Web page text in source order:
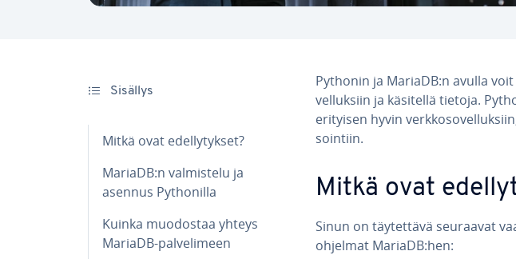
Sisällys
Mitkä ovat edel­ly­tyk­set?
MariaDB:n val­mis­te­lu ja
asennus Pyt­ho­nil­la
Kuinka muodostaa yhteys
MariaDB-pal­ve­li­meen
Pythonin ja MariaDB:n avulla voit
vel­luk­siin ja käsitellä tietoja.
erityisen hyvin
soin­tiin.
Mitkä ovat
Sinun on täy­tet­tä­vä seuraavat
ohjelmat MariaDB:hen: